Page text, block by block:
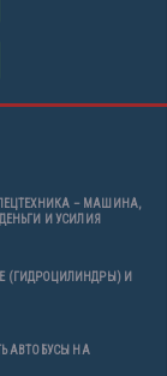
– МАШИНА,
И УСИЛИЯ
(ГИДРОЦИЛИНДРЫ) И
АВТОБУСЫ НА